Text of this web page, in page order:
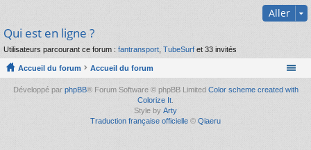
Aller
Qui est en ligne ?
Utilisateurs parcourant ce forum : fantransport TubeSurf et 33 invités
Accueil du forum Accueil du forum
Développé par phpBB® Forum Software © phpBB Limited Color scheme created with
Colorize It
Style by Arty
Traduction française officielle © Qiaeru